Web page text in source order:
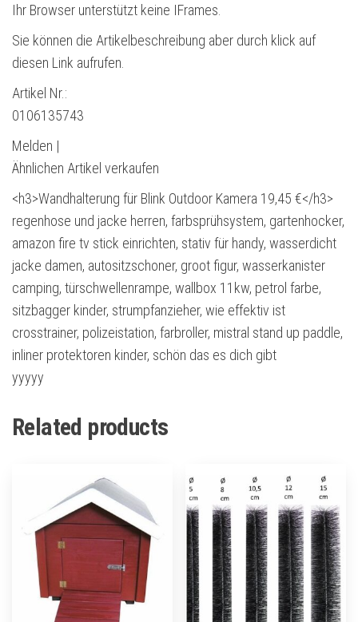
Ihr Browser unterstützt keine IFrames.
Sie können die Artikelbeschreibung aber durch klick auf
diesen Link aufrufen.
Artikel Nr.:
0106135743
Melden |
Ähnlichen Artikel verkaufen
<h3>Wandhalterung für Blink Outdoor Kamera 19,45 €</h3>
regenhose und jacke herren, farbsprühsystem, gartenhocker,
amazon fire tv stick einrichten, stativ für handy, wasserdicht
jacke damen, autositzschoner, groot figur, wasserkanister
camping, türschwellenrampe, wallbox 11kw, petrol farbe,
sitzbagger kinder, strumpfanzieher, wie effektiv ist
crosstrainer, polizeistation, farbroller, mistral stand up paddle,
inliner protektoren kinder, schön das es dich gibt
yyyyy
Related products